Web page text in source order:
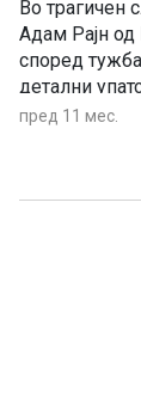
Во трагичен
Адам Рајн од
според
детални
пред 11 мес.